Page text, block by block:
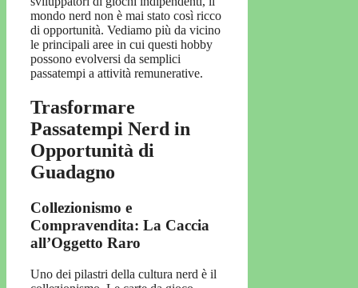
mondo nerd non è mai stato così ricco
di opportunità. Vediamo più da vicino
le principali aree in cui questi hobby
possono evolversi da semplici
passatempi a attività remunerative.
Trasformare
Passatempi Nerd in
Opportunità di
Guadagno
Collezionismo e
Compravendita: La Caccia
all’Oggetto Raro
Uno dei pilastri della cultura nerd è il